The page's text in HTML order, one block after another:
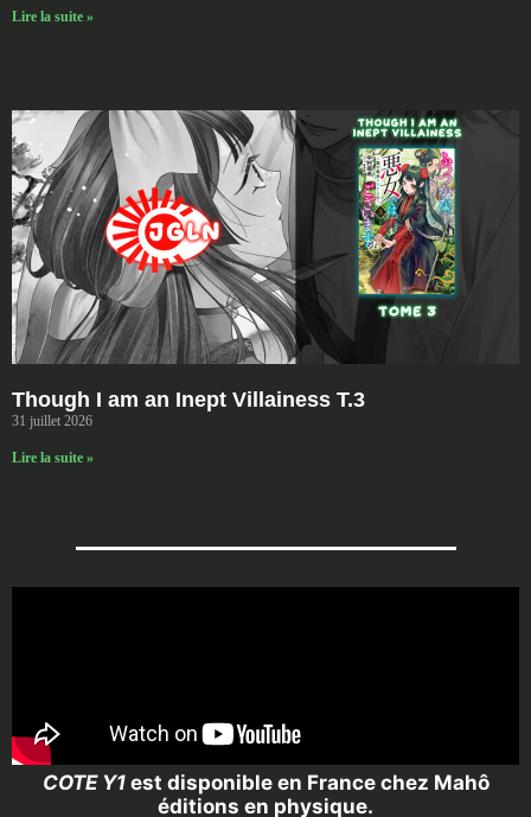
Lire la suite »
Though I am an Inept Villainess T.3
31 juillet 2026
Lire la suite »
COTE Y1est disponible en France chez Mahô
éditions en physique.